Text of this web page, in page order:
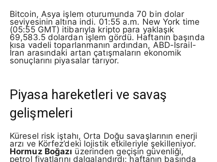
Bitcoin, Asya işlem oturumunda 70 bin dolar
seviyesinin altına indi. 01:55 a.m. New York time
(05:55 GMT) itibarıyla kripto para yaklaşık
69,583.5 dolardan işlem gördü. Haftanın başında
kısa vadeli toparlanmanın ardından, ABD-İsrail-
İran arasındaki artan çatışmaların ekonomik
sonuçlarını piyasalar tarıyor.
Piyasa hareketleri ve savaş
gelişmeleri
Küresel risk iştahı, Orta Doğu savaşlarının enerji
arzı ve Körfez’deki lojistik etkileriyle şekilleniyor.
Hormuz Boğazı üzerinden geçişin güvenliği,
petrol fiyatlarını dalgalandırdı; haftanın başında